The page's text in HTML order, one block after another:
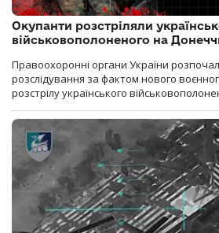
Окупанти розстріляли
військовополоненого на
Правоохоронні органи України
розслідування за фактом нового
розстрілу українського